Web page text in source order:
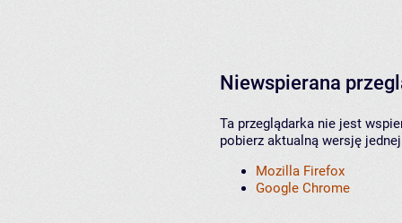
Niewspierana
Ta przeglądarka nie jest
pobierz aktualną wersję
Mozilla Firefox
Google Chrome